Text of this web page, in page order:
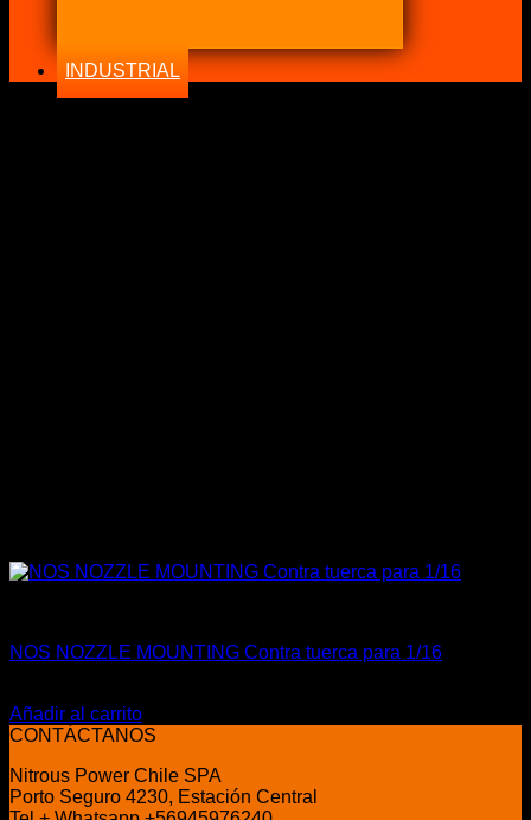
INDUSTRIAL
NOS NOZZLE MOUNTING Contra tuerca para 1/16
Añadir al carrito
CONTÁCTANOS
Nitrous Power Chile SPA
Porto Seguro 4230, Estación Central